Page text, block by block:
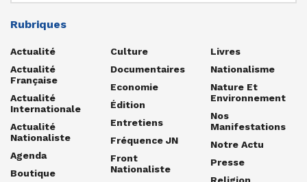
Rubriques
Actualité
Actualité
Française
Actualité
Internationale
Actualité
Nationaliste
Agenda
Boutique
Culture
Documentaires
Economie
Édition
Entretiens
Fréquence JN
Front
Nationaliste
Livres
Nationalisme
Nature Et
Environnement
Nos
Manifestations
Notre Actu
Presse